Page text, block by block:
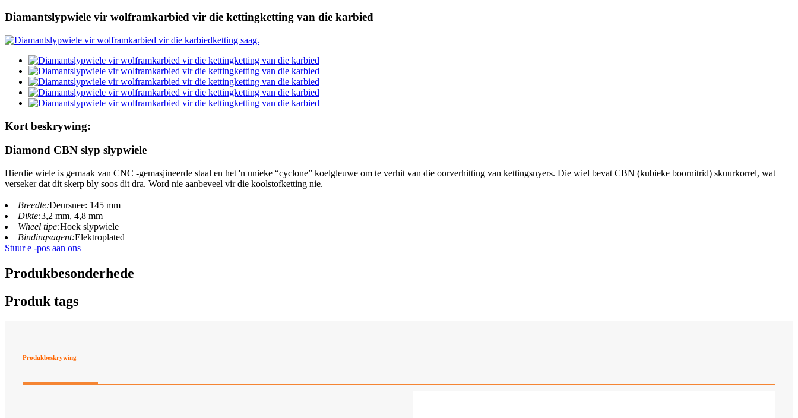
Diamantslypwiele vir wolframkarbied vir die kettingketting van die karbied
Kort beskrywing:
Diamond CBN slyp slypwiele
Hierdie wiele is gemaak van CNC -gemasjineerde staal en het 'n unieke “cyclone” koelgleuwe om te verhit van die oorverhitting van kettingsnyers. Die wiel bevat CBN (kubieke boornitrid) skuurkorrel, wat
verseker dat dit skerp bly soos dit dra. Word nie aanbeveel vir die koolstofketting nie.
Breedte:Deursnee: 145 mm
Dikte:3,2 mm, 4,8 mm
Wheel tipe:Hoek slypwiele
Bindingsagent:Elektroplated
Stuur e -pos aan ons
Produkbesonderhede
Produk tags
Produkbeskrywing